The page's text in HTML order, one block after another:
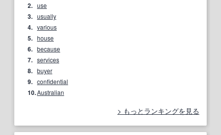
2. use
3. usually
4. various
5. house
6. because
7. services
8. buyer
9. confidential
10.Australian
もっとランキングを見る